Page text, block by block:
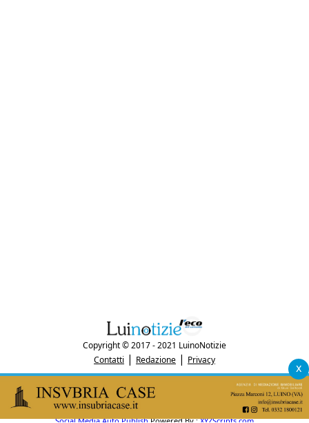
x
Copyright © 2017 - 2021 LuinoNotizie
Contatti | Redazione | Privacy
"Luinonotizie.it è una testata giornalistica iscritta al Registro Stampa del
tribunale di Varese al n. 5/2017 in data 29/6/2017"
P.IVA: 03433740127
Social Media Auto PublishPowered By :XYZScripts.com